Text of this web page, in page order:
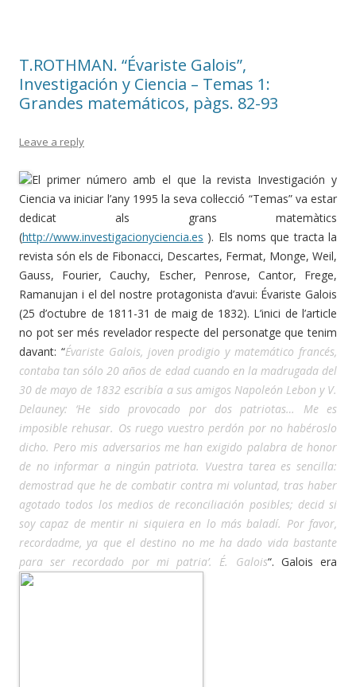
T.ROTHMAN. “Évariste Galois”,
Investigación y Ciencia – Temas 1:
Grandes matemáticos, pàgs. 82-93
Leave a reply
El primer número amb el que la revista Investigación y
Ciencia va iniciar l’any 1995 la seva col·lecció “Temas” va estar
dedicat als grans matemàtics
(http://www.investigacionyciencia.es ). Els noms que tracta la
revista són els de Fibonacci, Descartes, Fermat, Monge, Weil,
Gauss, Fourier, Cauchy, Escher, Penrose, Cantor, Frege,
Ramanujan i el del nostre protagonista d’avui: Évariste Galois
(25 d’octubre de 1811-31 de maig de 1832). L’inici de l’article
no pot ser més revelador respecte del personatge que tenim
davant: “Évariste Galois, joven prodigio y matemático francés,
contaba tan sólo 20 años de edad cuando en la madrugada del
30 de mayo de 1832 escribía a sus amigos Napoleón Lebon y V.
Delauney: ‘He sido provocado por dos patriotas… Me es
imposible rehusar. Os ruego vuestro perdón por no habéroslo
dicho. Pero mis adversarios me han exigido palabra de honor
de no informar a ningún patriota. Vuestra tarea es sencilla:
demostrad que he de combatir contra mi voluntad, tras haber
agotado todos los medios de reconciliación posibles; decid si
soy capaz de mentir ni siquiera en lo más baladí. Por favor,
recordadme, ya que el destino no me ha dado vida bastante
para ser recordado por mi patria’. É. Galois“. Galois era